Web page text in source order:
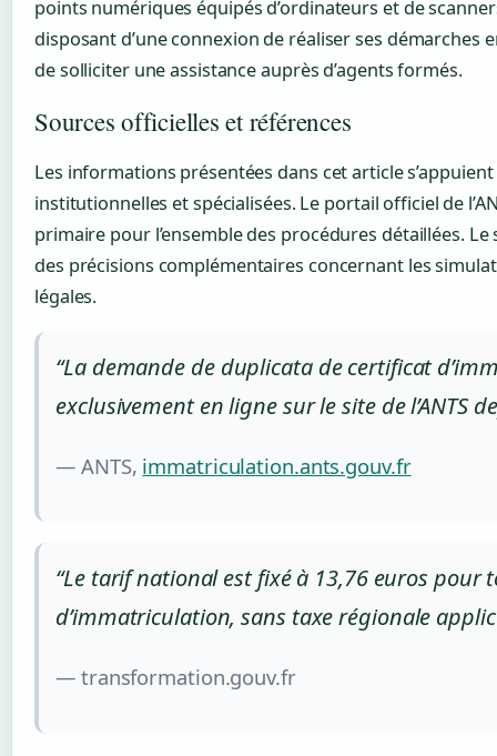
points numériques équipés d’ordinateurs et de
disposant d’une connexion de réaliser ses démarches
de solliciter une assistance auprès d’agents formés.
Sources officielles et références
Les informations présentées dans cet article
institutionnelles et spécialisées. Le portail officiel de
primaire pour l’ensemble des procédures détaillées.
des précisions complémentaires concernant les
légales.
“La demande de duplicata de certificat
exclusivement en ligne sur le site de l’ANTS
— ANTS, immatriculation.ants.gouv.fr
“Le tarif national est fixé à 13,76 euros
d’immatriculation, sans taxe régionale
— transformation.gouv.fr